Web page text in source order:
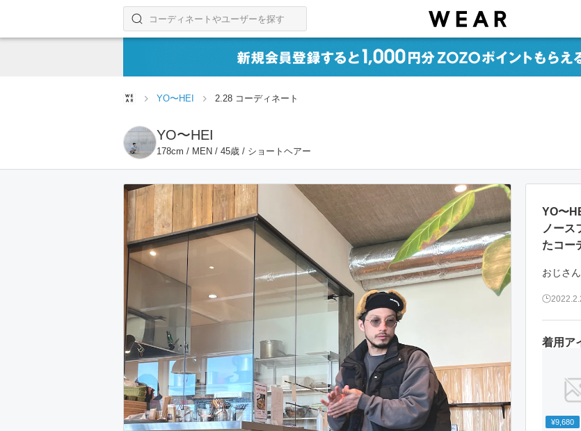
コーディネートやユーザーを探す
検索する
YO〜HEI 2.28 コーディネート
YO〜HEI
178cm / MEN / 45歳 / ショートヘアー
着用ア
¥9,680
YO〜
ノース
たコー